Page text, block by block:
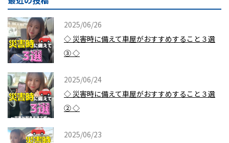
2025/06/26
◇ 災害時に備えて車屋がおすすめすること３選
③ ◇
2025/06/24
◇ 災害時に備えて車屋がおすすめすること３選
② ◇
2025/06/23